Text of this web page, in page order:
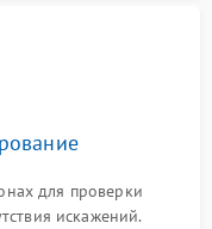
для проверки
искажений.